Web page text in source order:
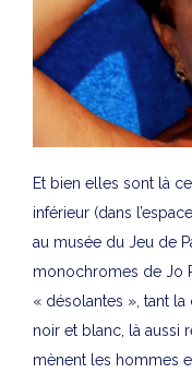
Et bien elles sont là
inférieur (dans
au musée du Jeu de
monochromes de Jo
« désolantes », tant
noir et blanc, là aussi
mènent les hommes